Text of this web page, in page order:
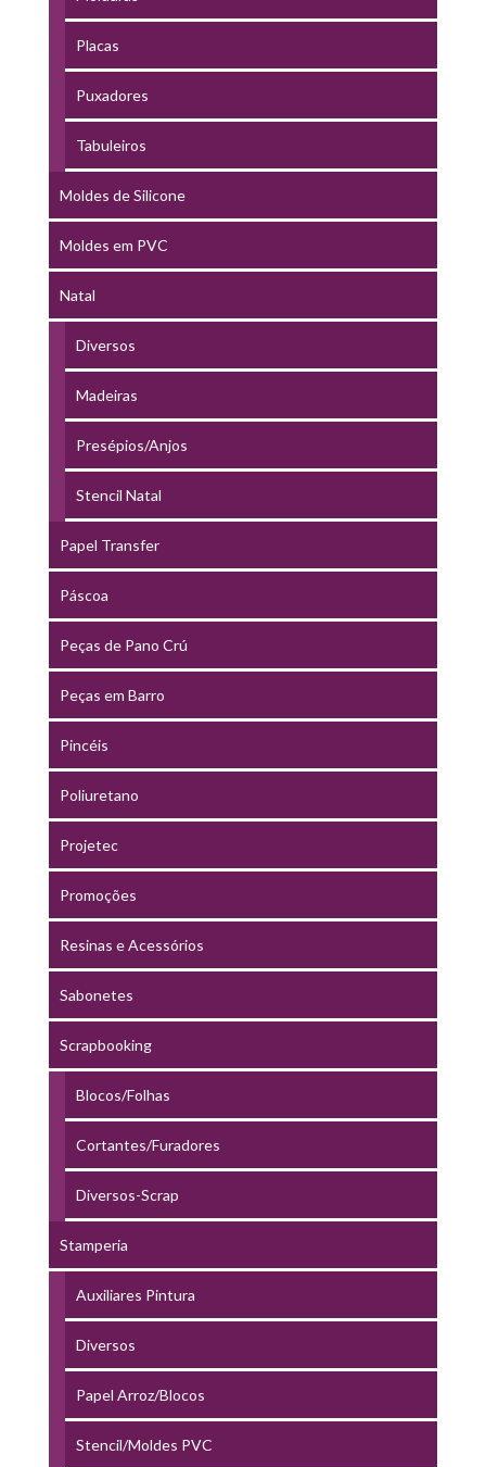
Placas
Puxadores
Tabuleiros
Moldes de Silicone
Moldes em PVC
Natal
Diversos
Madeiras
Presépios/Anjos
Stencil Natal
Papel Transfer
Páscoa
Peças de Pano Crú
Peças em Barro
Pincéis
Poliuretano
Projetec
Promoções
Resinas e Acessórios
Sabonetes
Scrapbooking
Blocos/Folhas
Cortantes/Furadores
Diversos-Scrap
Stamperia
Auxiliares Pintura
Diversos
Papel Arroz/Blocos
Stencil/Moldes PVC